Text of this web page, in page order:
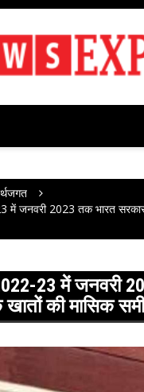
में जनवरी 2023 तक भारत
2022-23 में जनवरी
की मासिक